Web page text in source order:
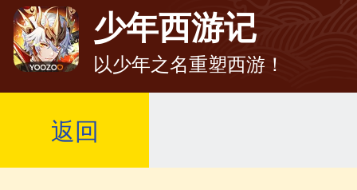
少年西游记
以少年之名重塑西游！
返回